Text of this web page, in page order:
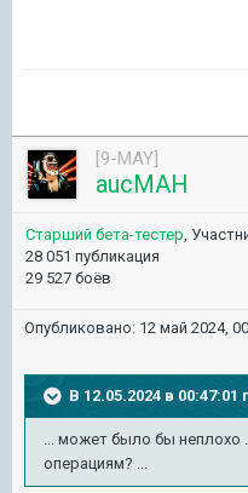
[9-MAY]
aucMAH
Старший бета-тестер,
28 051 публикация
29 527 боёв
Опубликовано: 12 май 2024,
В 12.05.2024 в 00:47:01
... может было бы неплохо
операциям? ...